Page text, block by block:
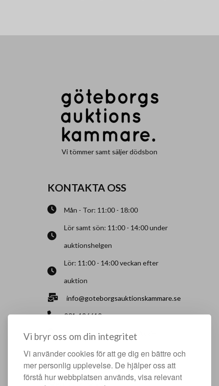
Vi bryr oss om din integritet
Vi använder cookies för att ge dig en bättre och
mer personlig upplevelse. De hjälper oss att
förstå hur webbplatsen används, visa relevant
Vi tömmer samt säljer dödsbon
KONTAKTA OSS
Mån - Tor: 11:00 - 18:00
Lör samt sön: 11:00 - 14:00 under
auktionshelgen
Lör: 11:00 - 14:00 veckan efter
auktion
info@goteborgsauktionskammare.se
031-126610
Sisjö Kullegata 6, 436 32 Askim
HJÄLPFULLA SIDOR
Något du vill sälja?